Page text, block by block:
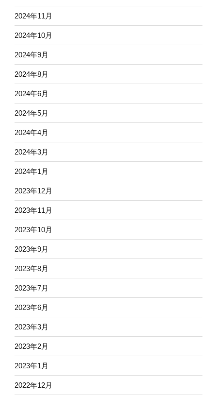
2024年11月
2024年10月
2024年9月
2024年8月
2024年6月
2024年5月
2024年4月
2024年3月
2024年1月
2023年12月
2023年11月
2023年10月
2023年9月
2023年8月
2023年7月
2023年6月
2023年3月
2023年2月
2023年1月
2022年12月